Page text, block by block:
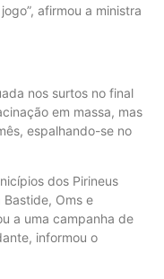
afirmou a ministra
nos surtos no final
em massa, mas
espalhando-se no
dos Pirineus
Oms e
a uma campanha de
informou o